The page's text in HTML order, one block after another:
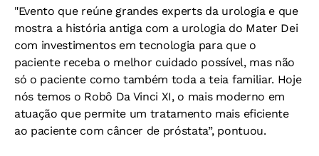
"Evento que reúne grandes experts da urologia e que
mostra a história antiga com a urologia do Mater Dei
com investimentos em tecnologia para que o
paciente receba o melhor cuidado possível, mas não
só o paciente como também toda a teia familiar. Hoje
nós temos o Robô Da Vinci XI, o mais moderno em
atuação que permite um tratamento mais eficiente
ao paciente com câncer de próstata”, pontuou.